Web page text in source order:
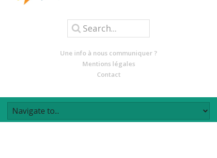
Une info à nous communiquer ?
Mentions légales
Contact